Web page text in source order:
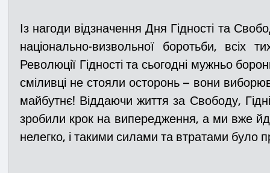
Із нагоди відзначення Дня Гідності та
національно-визвольної боротьби, всіх
Революції Гідності та сьогодні мужньо
сміливці не стояли осторонь – вони
майбутнє! Віддаючи життя за Свободу,
зробили крок на випередження, а ми вже
нелегко, і такими силами та втратами було